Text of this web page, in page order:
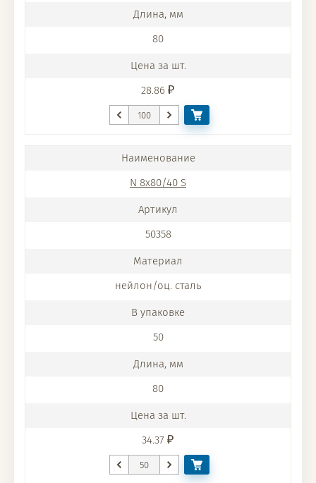
80
28.86
N 8x80/40 S
50358
нейлон/оц. сталь
50
80
34.37